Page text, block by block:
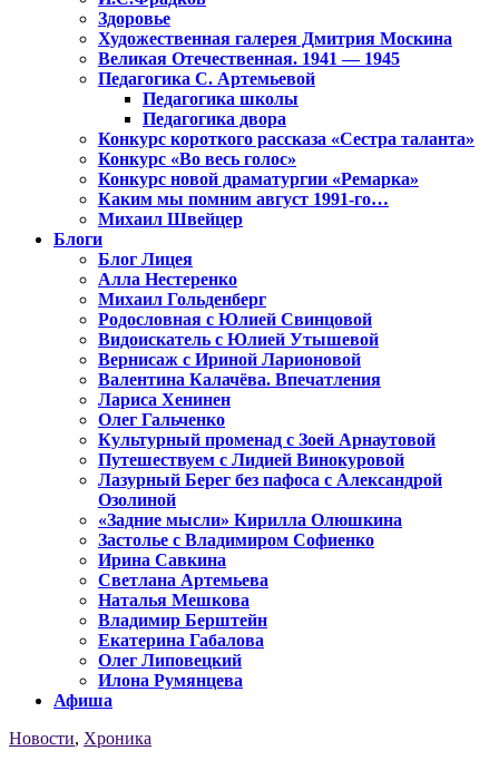
Здоровье
Художественная галерея Дмитрия Москина
Великая Отечественная. 1941 — 1945
Педагогика С. Артемьевой
Педагогика школы
Педагогика двора
Конкурс короткого рассказа «Сестра таланта»
Конкурс «Во весь голос»
Конкурс новой драматургии «Ремарка»
Каким мы помним август 1991-го…
Михаил Швейцер
Блоги
Блог Лицея
Алла Нестеренко
Михаил Гольденберг
Родословная с Юлией Свинцовой
Видоискатель с Юлией Утышевой
Вернисаж с Ириной Ларионовой
Валентина Калачёва. Впечатления
Лариса Хенинен
Олег Гальченко
Культурный променад с Зоей Арнаутовой
Путешествуем с Лидией Винокуровой
Лазурный Берег без пафоса с Александрой
Озолиной
«Задние мысли» Кирилла Олюшкина
Застолье с Владимиром Софиенко
Ирина Савкина
Светлана Артемьева
Наталья Мешкова
Владимир Берштейн
Екатерина Габалова
Олег Липовецкий
Илона Румянцева
Афиша
Новости, Хроника